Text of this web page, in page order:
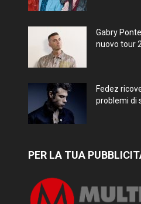
Gabry
nuovo tour
Fedez
problemi di
PER LA TUA